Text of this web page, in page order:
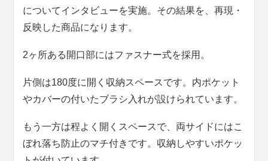
についてインタビューを実施。その結果を、再現・
反映した商品になります。
2ヶ所ある開口部にはファスナー式を採用。
片側は180度に開く収納スペースです。内ポケット
やカバーの付いたブラシ入れが設けられています。
もう一方は程よく開くスペースで、両サイドにはこ
ぼれ落ち防止のマチ付きです。収納しやすいポケッ